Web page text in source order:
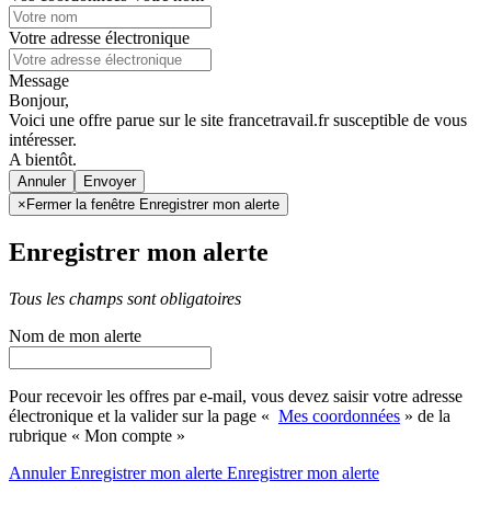
Votre adresse électronique
Message
Bonjour,
Voici une offre parue sur le site francetravail.fr susceptible de vous
intéresser.
A bientôt.
Annuler
× Fermer la fenêtre Enregistrer mon alerte
Enregistrer mon alerte
Tous les champs sont obligatoires
Nom de mon alerte
Pour recevoir les offres par e-mail, vous devez saisir votre adresse
électronique et la valider sur la page « Mes coordonnées » de la
rubrique « Mon compte »
AnnulerEnregistrer mon alerte Enregistrermon alerte